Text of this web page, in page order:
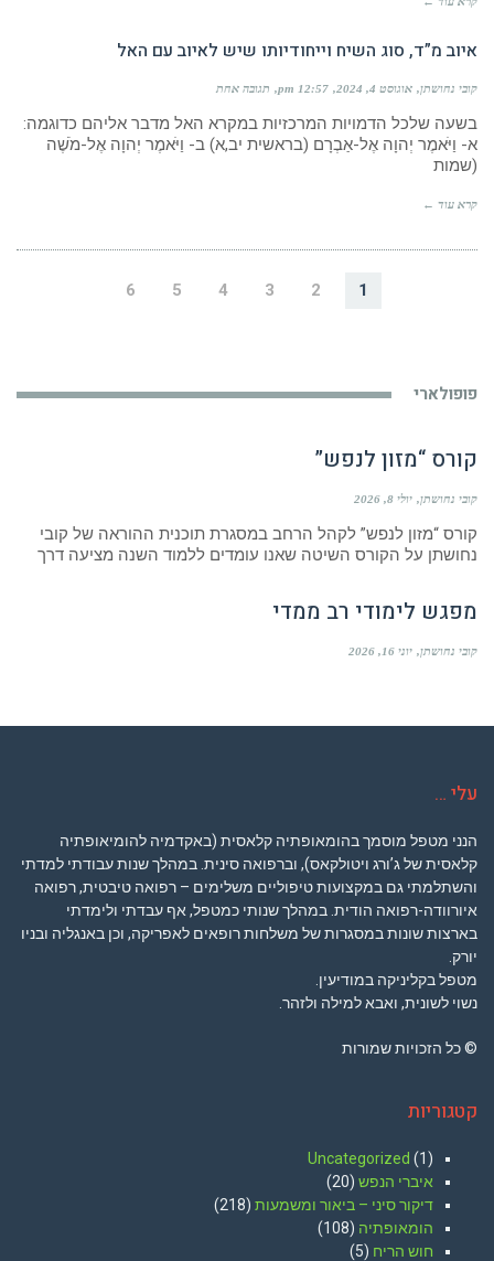
איוב מ”ד, סוג השיח וייחודיותו שיש לאיוב עם האל
קובי נחושתן אוגוסט 4, 2024 12:57 pm תגובה אחת
בשעה שלכל הדמויות המרכזיות במקרא האל מדבר אליהם כדוגמה:
א- וַיֹּאמֶר יְהוָה אֶל-אַבְרָם (בראשית יב,א) ב- וַיֹּאמֶר יְהוָה אֶל-מֹשֶׁה
(שמות
קרא עוד ←
1
2
3
4
5
6
פופולארי
קורס “מזון לנפש”
קובי נחושתן יולי 8, 2026
קורס “מזון לנפש” לקהל הרחב במסגרת תוכנית ההוראה של קובי
נחושתן על הקורס השיטה שאנו עומדים ללמוד השנה מציעה דרך
מפגש לימודי רב ממדי
קובי נחושתן יוני 16, 2026
עלי …
הנני מטפל מוסמך בהומאופתיה קלאסית (באקדמיה להומיאופתיה
קלאסית של ג’ורג ויטולקאס), וברפואה סינית. במהלך שנות עבודתי למדתי
והשתלמתי גם במקצועות טיפוליים משלימים – רפואה טיבטית, רפואה
איורוודה-רפואה הודית. במהלך שנותי כמטפל, אף עבדתי ולימדתי
בארצות שונות במסגרות של משלחות רופאים לאפריקה, וכן באנגליה ובניו
יורק.
מטפל בקליניקה במודיעין.
נשוי לשונית, ואבא למילה ולזהר.
© כל הזכויות שמורות
קטגוריות
Uncategorized (1)
איברי הנפש (20)
דיקור סיני – ביאור ומשמעות (218)
הומאופתיה (108)
חוש הריח (5)